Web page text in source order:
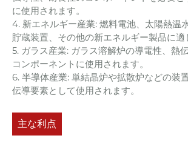
に使用されます。
4. 新エネルギー産業: 燃料電池、太陽熱温
貯蔵装置、その他の新エネルギー製品に適
5. ガラス産業: ガラス溶解炉の導電性、熱
コンポーネントに使用されます。
6. 半導体産業: 単結晶炉や拡散炉などの装
伝導要素として使用されます。
主な利点